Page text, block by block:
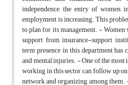
independence, the entry of
employment is increasing. This
to plan for its management. -
support from insurance-support
term presence in this department has
and mental injuries. - One of the
working in this sector can follow up
network and organizing among